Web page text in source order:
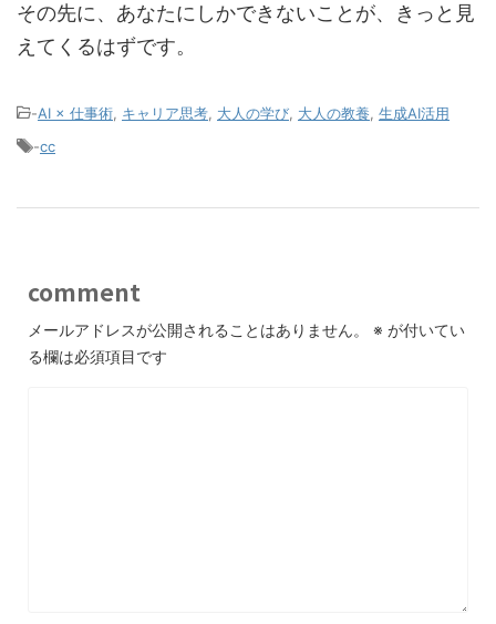
その先に、あなたにしかできないことが、きっと見
えてくるはずです。
-AI × 仕事術 キャリア思考 大人の学び 大人の教養 生成AI活用
-cc
comment
メールアドレスが公開されることはありません。 ※ が付いてい
る欄は必須項目です